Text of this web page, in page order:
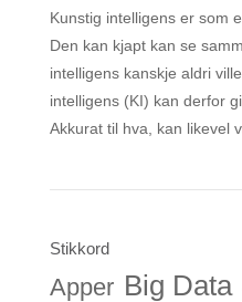
Kunstig intelligens er som
Den kan kjapt kan se
intelligens kanskje aldri
intelligens (KI) kan derfor
Akkurat til hva, kan likevel
Stikkord
Apper Big Data